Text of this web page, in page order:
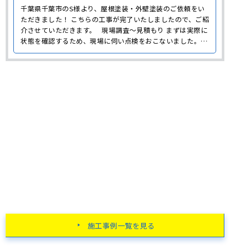
千葉県千葉市のS様より、屋根塗装・外壁塗装のご依頼をい
ただきました！ こちらの工事が完了いたしましたので、ご紹
介させていただきます。 現場調査～見積もり まずは実際に
状態を確認するため、現場に伺い点検をおこないました。
外壁はデザイン性の高いサイディング外壁ですが、経年劣化
によって全体的に色褪せが発生している状態でした。 しか
施工事例一覧を見る